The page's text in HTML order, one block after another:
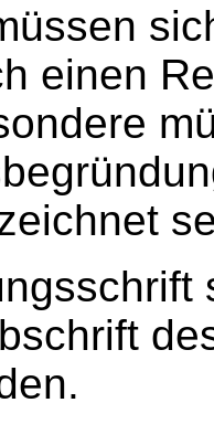
einen